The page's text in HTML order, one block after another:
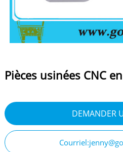
Pièces usinées CNC
DEMANDER